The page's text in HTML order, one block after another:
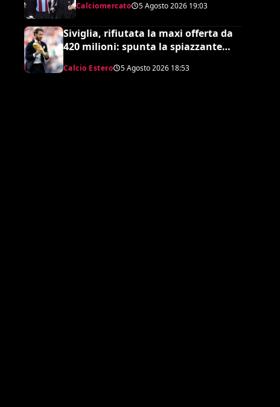
Calciomercato 5 Agosto 2026 19:03
Siviglia, rifiutata la maxi offerta da
420 milioni: spunta la spiazzante
clausola “anti-Ramos”
Calcio Estero 5 Agosto 2026 18:53